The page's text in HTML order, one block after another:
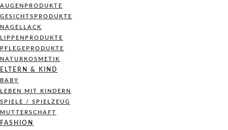
AUGENPRODUKTE
GESICHTSPRODUKTE
NAGELLACK
LIPPENPRODUKTE
PFLEGEPRODUKTE
NATURKOSMETIK
ELTERN & KIND
BABY
LEBEN MIT KINDERN
SPIELE / SPIELZEUG
MUTTERSCHAFT
FASHION